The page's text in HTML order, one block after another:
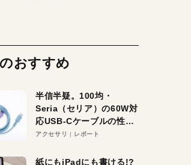
おすすめ
半信半疑。100均・
Seria（セリア）の60W対
応USB-Cケーブルの性能
を検証。超コスパの1本を
アクセサリ レポート
紙にもiPadにも書ける!?